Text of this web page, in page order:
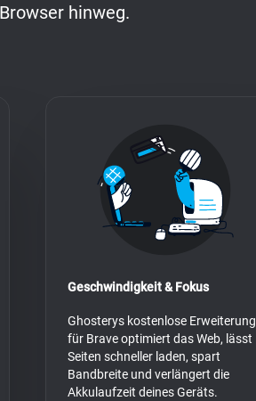
hinweg.
Geschwindigkeit & Fokus
Ghosterys kostenlose Erweiterung
für Brave optimiert das Web, lässt
Seiten schneller laden, spart
Bandbreite und verlängert die
Akkulaufzeit deines Geräts.